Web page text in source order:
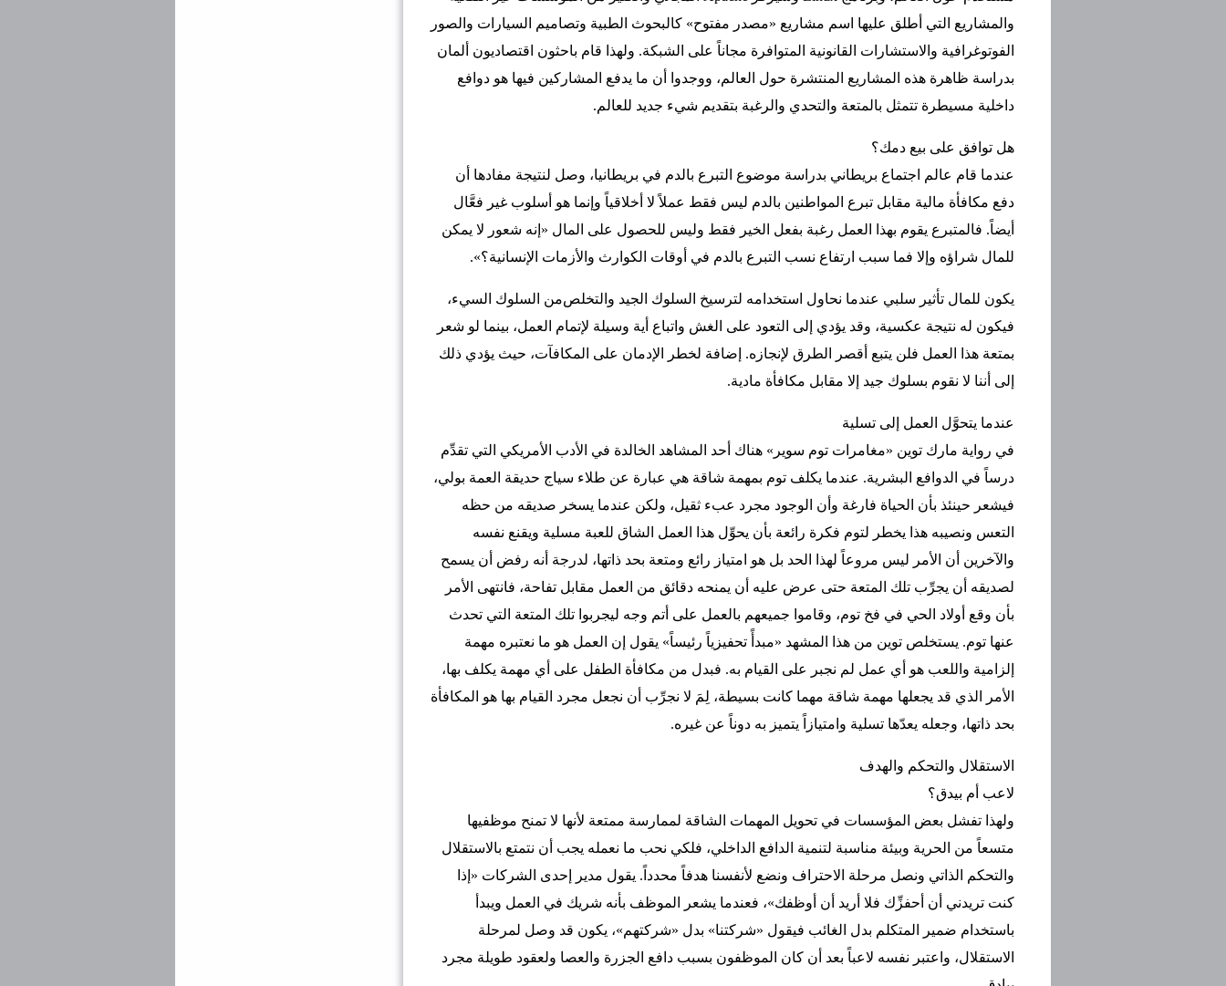
والمشاريع التي أطلق عليها اسم مشاريع «مصدر مفتوح» كالبحوث الطبية وتصاميم السيارات والصور
الفوتوغرافية والاستشارات القانونية المتوافرة مجاناً على الشبكة. ولهذا قام باحثون اقتصاديون ألمان
بدراسة ظاهرة هذه المشاريع المنتشرة حول العالم، ووجدوا أن ما يدفع المشاركين فيها هو دوافع
داخلية مسيطرة تتمثل بالمتعة والتحدي والرغبة بتقديم شيء جديد للعالم.
هل توافق على بيع دمك؟
عندما قام عالم اجتماع بريطاني بدراسة موضوع التبرع بالدم في بريطانيا، وصل لنتيجة مفادها أن
دفع مكافأة مالية مقابل تبرع المواطنين بالدم ليس فقط عملاً لا أخلاقياً وإنما هو أسلوب غير فعَّال
أيضاً. فالمتبرع يقوم بهذا العمل رغبة بفعل الخير فقط وليس للحصول على المال «إنه شعور لا يمكن
للمال شراؤه وإلا فما سبب ارتفاع نسب التبرع بالدم في أوقات الكوارث والأزمات الإنسانية؟».
يكون للمال تأثير سلبي عندما نحاول استخدامه لترسيخ السلوك الجيد والتخلص من السلوك السيء،
فيكون له نتيجة عكسية، وقد يؤدي إلى التعود على الغش واتباع أية وسيلة لإتمام العمل، بينما لو شعر
بمتعة هذا العمل فلن يتبع أقصر الطرق لإنجازه. إضافة لخطر الإدمان على المكافآت، حيث يؤدي ذلك
إلى أننا لا نقوم بسلوك جيد إلا مقابل مكافأة مادية.
عندما يتحوَّل العمل إلى تسلية
في رواية مارك توين «مغامرات توم سوير» هناك أحد المشاهد الخالدة في الأدب الأمريكي التي تقدِّم
درساً في الدوافع البشرية. عندما يكلف توم بمهمة شاقة هي عبارة عن طلاء سياج حديقة العمة بولي،
فيشعر حينئذ بأن الحياة فارغة وأن الوجود مجرد عبء ثقيل، ولكن عندما يسخر صديقه من حظه
التعس ونصيبه هذا يخطر لتوم فكرة رائعة بأن يحوِّل هذا العمل الشاق للعبة مسلية ويقنع نفسه
والآخرين أن الأمر ليس مروعاً لهذا الحد بل هو امتياز رائع ومتعة بحد ذاتها، لدرجة أنه رفض أن يسمح
لصديقه أن يجرِّب تلك المتعة حتى عرض عليه أن يمنحه دقائق من العمل مقابل تفاحة، فانتهى الأمر
بأن وقع أولاد الحي في فخ توم، وقاموا جميعهم بالعمل على أتم وجه ليجربوا تلك المتعة التي تحدث
عنها توم. يستخلص توين من هذا المشهد «مبدأً تحفيزياً رئيساً» يقول إن العمل هو ما نعتبره مهمة
إلزامية واللعب هو أي عمل لم نجبر على القيام به. فبدل من مكافأة الطفل على أي مهمة يكلف بها،
الأمر الذي قد يجعلها مهمة شاقة مهما كانت بسيطة، لِمَ لا نجرِّب أن نجعل مجرد القيام بها هو المكافأة
بحد ذاتها، وجعله يعدّها تسلية وامتيازاً يتميز به دوناً عن غيره.
الاستقلال والتحكم والهدف
لاعب أم بيدق؟
ولهذا تفشل بعض المؤسسات في تحويل المهمات الشاقة لممارسة ممتعة لأنها لا تمنح موظفيها
متسعاً من الحرية وبيئة مناسبة لتنمية الدافع الداخلي، فلكي نحب ما نعمله يجب أن نتمتع بالاستقلال
والتحكم الذاتي ونصل مرحلة الاحتراف ونضع لأنفسنا هدفاً محدداً. يقول مدير إحدى الشركات «إذا
كنت تريدني أن أحفزِّك فلا أريد أن أوظفك»، فعندما يشعر الموظف بأنه شريك في العمل ويبدأ
باستخدام ضمير المتكلم بدل الغائب فيقول «شركتنا» بدل «شركتهم»، يكون قد وصل لمرحلة
الاستقلال، واعتبر نفسه لاعباً بعد أن كان الموظفون بسبب دافع الجزرة والعصا ولعقود طويلة مجرد